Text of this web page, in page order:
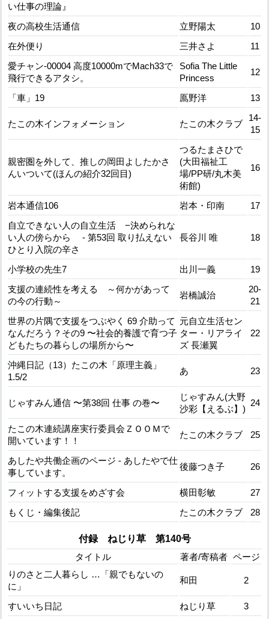
い仕事の理論』
夜の高校生活通信 立野陽太
10
在外便り
三井さよ
11
愛チャン-00004 高度10000mでMach33で
飛行できるアタシ。
Sofia The Little
Princess
12
「車」19 鳫野洋 13
たこの木インフォメーション たこの木クラブ
14-
15
親密圏を外して、推しの岡田よしたかさ
んいついて(ほんの紹介32回目)
つるたまさひで
(大田福祉工
場/PP研/丸木美
術館)
16
岩本通信106 岩本・印南
17
自立できない人の自立生活 −決められな
い人の傍らから - 第53回 取り払えない
ひとり入院の辛さ
長谷川 唯 18
小学校の先生7 出川一義
19
支援の連続性を考える ～何かがあって
の今の行動～
岩橋誠治
20-
21
世界の片隅で支援をつぶやく 69 介助って
なんだろう？その9 〜社会的養護で育つ子
どもたちの暮らしの場所から〜
元自立生活セン
ター・リアライ
ズ 長瀬翼
22
沖縄日記（13）たこの木「原理主義」
1.5/2
あ 23
じゃすみん通信 〜第38回 仕事 の巻〜
じゃすみん(大野
沙彩【えるぶ】)
24
たこの木連続講座実行委員会ＺＯＯＭで
開いています！！
たこの木クラブ 25
あしたや共働企画のページ - あしたやで仕
事しています。
後藤つき子 26
フィットする支援をめざす会 横田彰敏
27
もくじ・編集後記
たこの木クラブ 28
付録 ねじり草 第140号
タイトル
著者/寄稿者 ページ
りのさと二人暮らし …「親でもないの
に」
和田 2
すいいち日記 ねじり草 3